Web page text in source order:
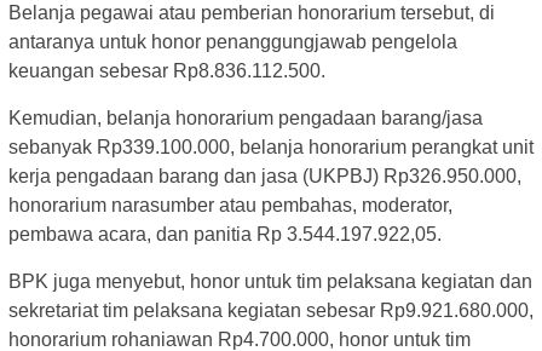
Belanja pegawai atau pemberian honorarium tersebut, di
antaranya untuk honor penanggungjawab pengelola
keuangan sebesar Rp8.836.112.500.
Kemudian, belanja honorarium pengadaan barang/jasa
sebanyak Rp339.100.000, belanja honorarium perangkat unit
kerja pengadaan barang dan jasa (UKPBJ) Rp326.950.000,
honorarium narasumber atau pembahas, moderator,
pembawa acara, dan panitia Rp 3.544.197.922,05.
BPK juga menyebut, honor untuk tim pelaksana kegiatan dan
sekretariat tim pelaksana kegiatan sebesar Rp9.921.680.000,
honorarium rohaniawan Rp4.700.000, honor untuk tim